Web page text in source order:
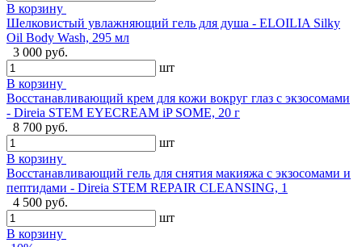
В корзину
Шелковистый увлажняющий гель для душа - ELOILIA Silky
Oil Body Wash, 295 мл
3 000 руб.
шт
В корзину
Восстанавливающий крем для кожи вокруг глаз с экзосомами
- Direia STEM EYECREAM iP SOME, 20 г
8 700 руб.
шт
В корзину
Восстанавливающий гель для снятия макияжа с экзосомами и
пептидами - Direia STEM REPAIR CLEANSING, 1
4 500 руб.
шт
В корзину